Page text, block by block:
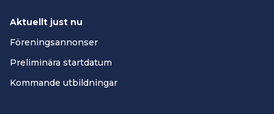
Aktuellt just nu
Föreningsannonser
Preliminära startdatum
Kommande utbildningar